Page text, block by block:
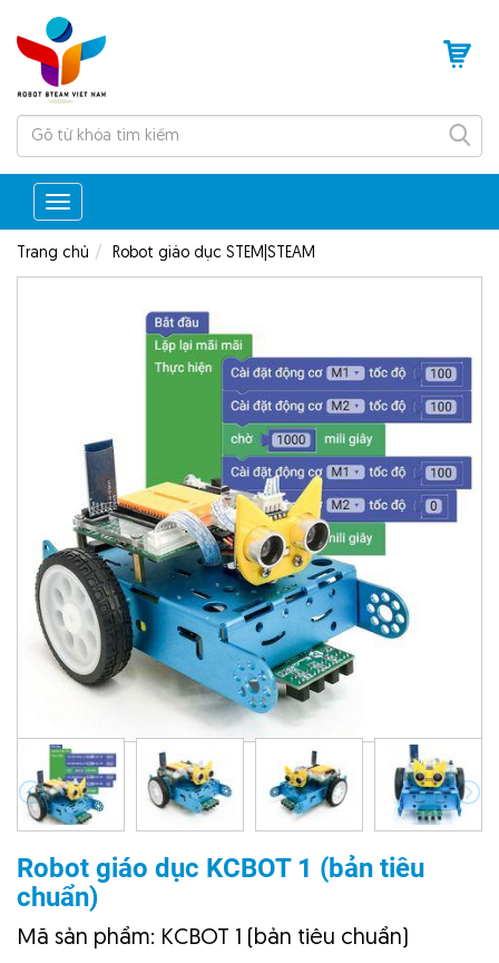
Tìm
kiếm
Toggle
navigation
Trang chủ Robot giáo dục STEM|STEAM
Robot giáo dục KCBOT 1 (bản tiêu
chuẩn)
Mã sản phẩm: KCBOT 1 (bản tiêu chuẩn)